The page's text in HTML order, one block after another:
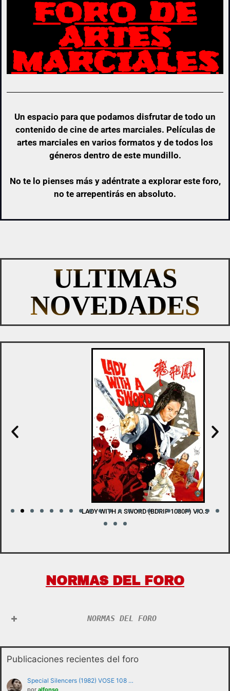
FORO DE
ARTES
MARCIALES
Un espacio para que podamos disfrutar de todo un
contenido de cine de artes marciales. Películas de
artes marciales en varios formatos y de todos los
géneros dentro de este mundillo.
No te lo pienses más y adéntrate a explorar este foro,
no te arrepentirás en absoluto.
ULTIMAS
NOVEDADES
LADY WITH A SWORD (BDRIP 1080P) V.O.S.E
NORMAS DEL FORO
NORMAS DEL FORO
Publicaciones recientes del foro
Special Silencers (1982) VOSE 108 …
por alfonso